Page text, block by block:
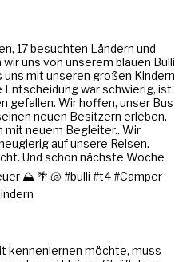
17 besuchten Ländern und
uns von unserem blauen Bulli
mit unseren großen Kindern
Entscheidung war schwierig, ist
gefallen. Wir hoffen, unser Bus
neuen Besitzern erleben.
mit neuem Begleiter.. Wir
auf unsere Reisen.
Und schon nächste Woche
⛰️ 🌴 🐚 #bulli #t4 #Camper